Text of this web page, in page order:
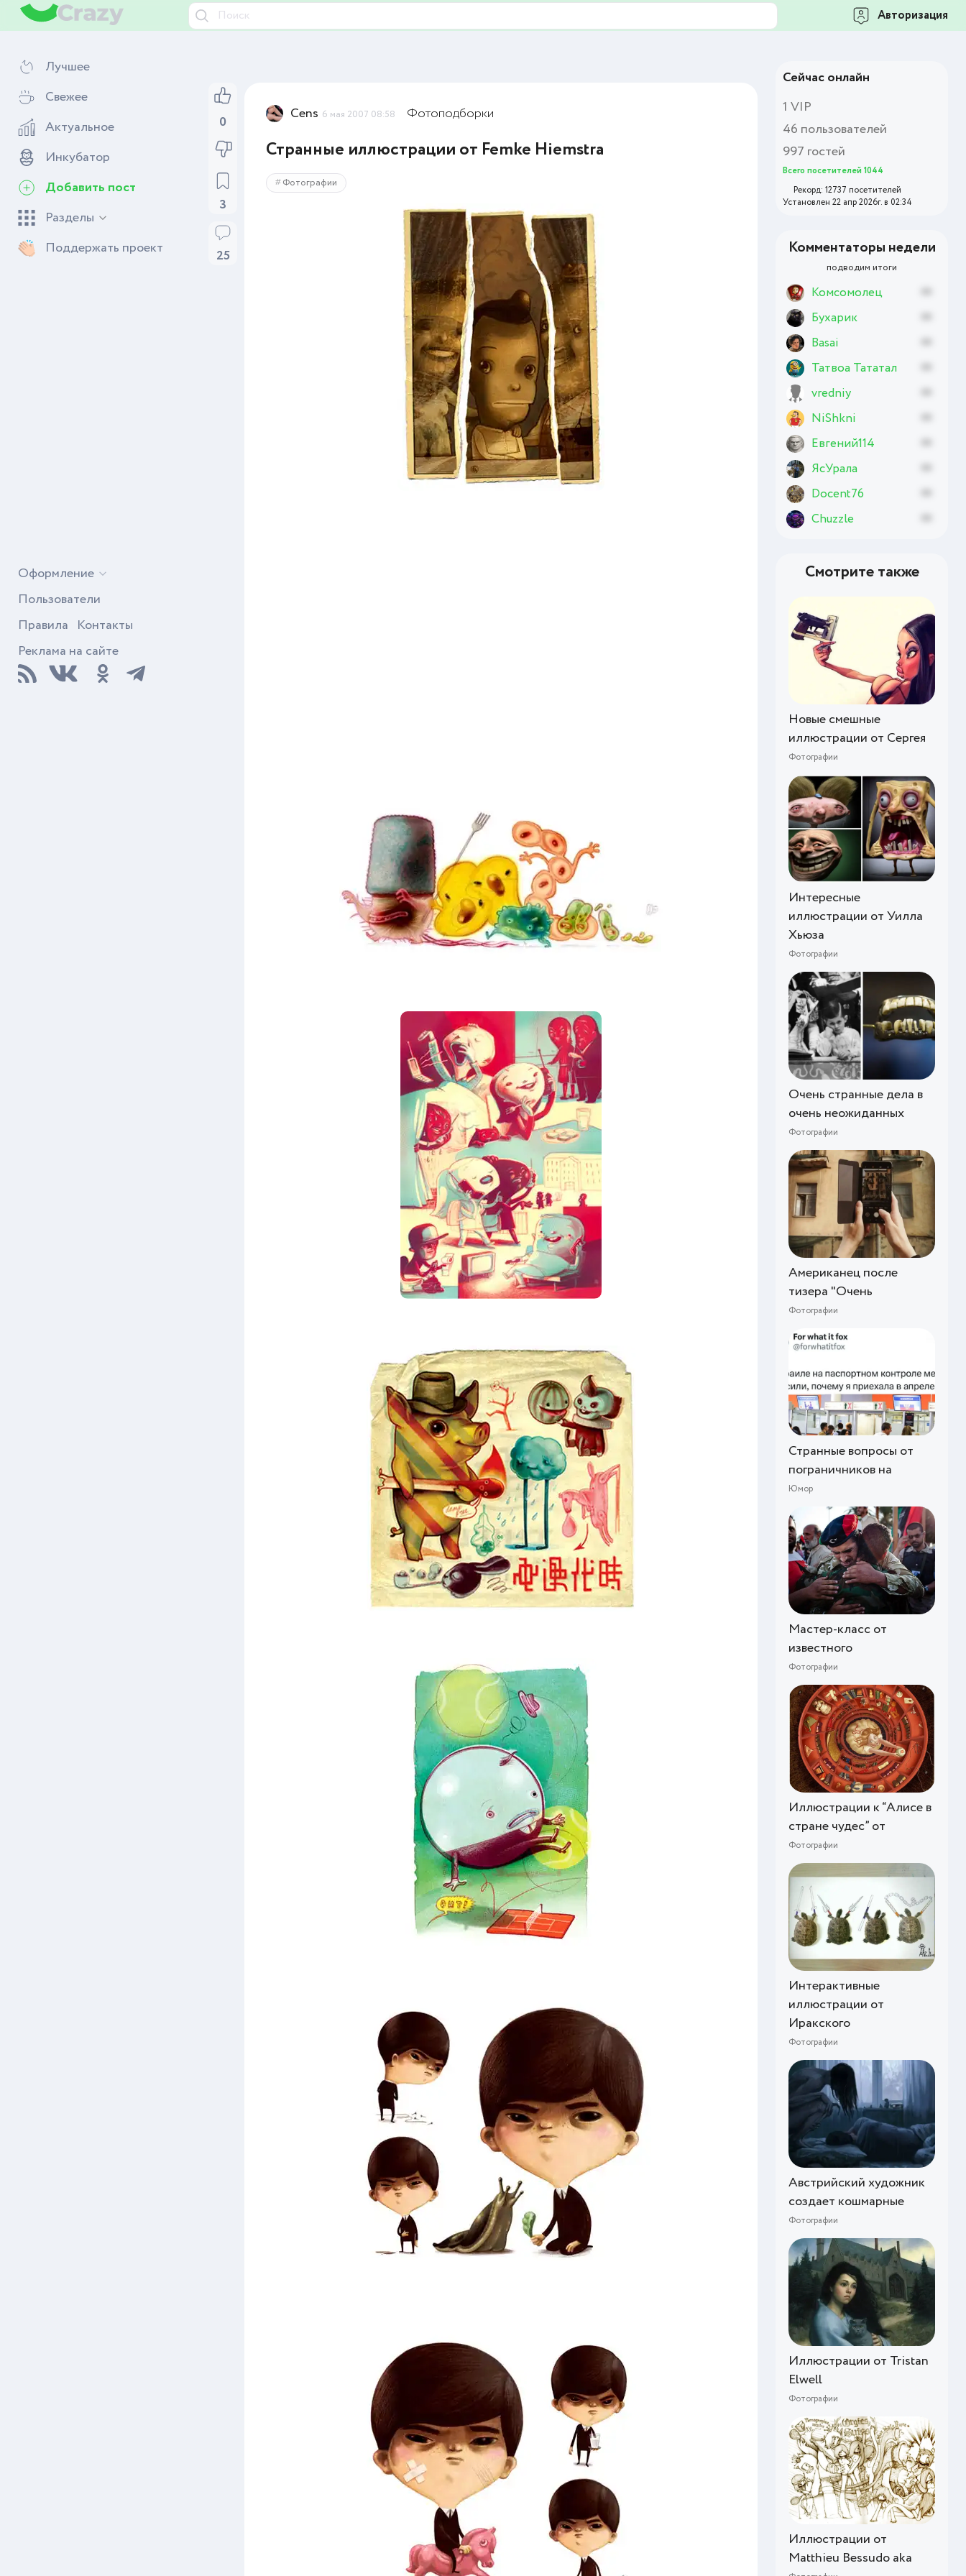
Авторизация
Лучшее
Свежее
Актуальное
Инкубатор
Добавить пост
Разделы
Поддержать проект
Оформление
Пользователи
Правила Контакты
Реклама на сайте
Сейчас онлайн
1 VIP
46 пользователей
997 гостей
Всего посетителей 1044
Рекорд: 12737 посетителей
Установлен 22 апр 2026г. в 02:34
Комментаторы недели
подводим итоги
Комсомолец
Бухарик
Basai
Татвоа Тататал
vredniy
NiShkni
Евгений114
ЯсУрала
Docent76
Chuzzle
Смотрите также
Новые смешные
иллюстрации от Сергея
Фотографии
Интересные
иллюстрации от Уилла
Хьюза
Фотографии
Очень странные дела в
очень неожиданных
Фотографии
Американец после
тизера "Очень
Фотографии
Странные вопросы от
пограничников на
Юмор
Мастер-класс от
известного
Фотографии
Иллюстрации к “Алисе в
стране чудес” от
Фотографии
Интерактивные
иллюстрации от
Иракского
Фотографии
Австрийский художник
создает кошмарные
Фотографии
Иллюстрации от Tristan
Elwell
Фотографии
Иллюстрации от
Matthieu Bessudo aka
0
3
25
Cens 6 мая 2007 08:58 Фотоподборки
Странные иллюстрации от Femke Hiemstra
Фотографии